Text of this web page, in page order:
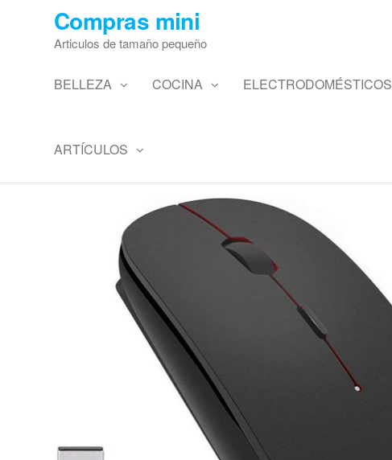
contenido
Compras mini
Articulos de tamaño pequeño
BELLEZA COCINA ELECTRODOMÉSTICOS
ARTÍCULOS